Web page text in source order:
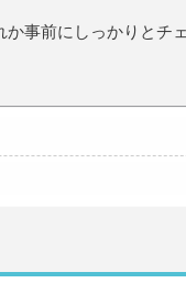
事前にしっかりとチ